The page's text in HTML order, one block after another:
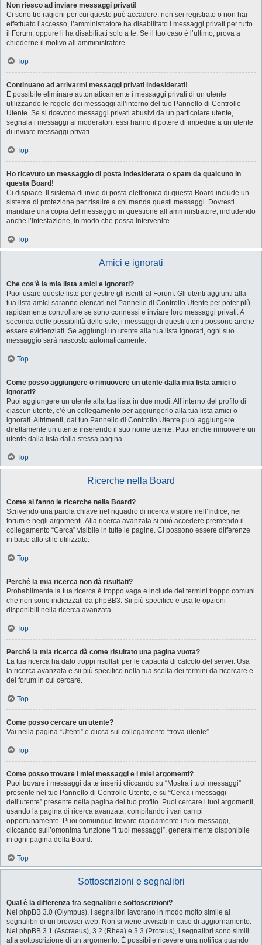
Non riesco ad inviare messaggi privati!
Ci sono tre ragioni per cui questo può accadere: non sei registrato o non hai
effettuato l’accesso, l’amministratore ha disabilitato i messaggi privati per tutto
il Forum, oppure li ha disabilitati solo a te. Se il tuo caso è l’ultimo, prova a
chiederne il motivo all’amministratore.
Top
Continuano ad arrivarmi messaggi privati indesiderati!
È possibile eliminare automaticamente i messaggi privati ​​di un utente
utilizzando le regole dei messaggi all’interno del tuo Pannello di Controllo
Utente. Se si ricevono messaggi privati ​​abusivi da un particolare utente,
segnala i messaggi ai moderatori; essi hanno il potere di impedire a un utente
di inviare messaggi privati​​.
Top
Ho ricevuto un messaggio di posta indesiderata o spam da qualcuno in
questa Board!
Ci dispiace. Il sistema di invio di posta elettronica di questa Board include un
sistema di protezione per risalire a chi manda questi messaggi. Dovresti
mandare una copia del messaggio in questione all’amministratore, includendo
anche l’intestazione, in modo che possa intervenire.
Top
Amici e ignorati
Che cos’è la mia lista amici e ignorati?
Puoi usare queste liste per gestire gli iscritti al Forum. Gli utenti aggiunti alla
tua lista amici saranno elencati nel Pannello di Controllo Utente per poter più
rapidamente controllare se sono connessi e inviare loro messaggi privati. A
seconda delle possibilità dello stile, i messaggi di questi utenti possono anche
essere evidenziati. Se aggiungi un utente alla tua lista ignorati, ogni suo
messaggio sarà nascosto automaticamente.
Top
Come posso aggiungere o rimuovere un utente dalla mia lista amici o
ignorati?
Puoi aggiungere un utente alla tua lista in due modi. All’interno del profilo di
ciascun utente, c’è un collegamento per aggiungerlo alla tua lista amici o
ignorati. Altrimenti, dal tuo Pannello di Controllo Utente puoi aggiungere
direttamente un utente inserendo il suo nome utente. Puoi anche rimuovere un
utente dalla lista dalla stessa pagina.
Top
Ricerche nella Board
Come si fanno le ricerche nella Board?
Scrivendo una parola chiave nel riquadro di ricerca visibile nell’Indice, nei
forum e negli argomenti. Alla ricerca avanzata si può accedere premendo il
collegamento “Cerca” visibile in tutte le pagine. Ci possono essere differenze
in base allo stile utilizzato.
Top
Perché la mia ricerca non dà risultati?
Probabilmente la tua ricerca è troppo vaga e include dei termini troppo comuni
che non sono indicizzati da phpBB3. Sii più specifico e usa le opzioni
disponibili nella ricerca avanzata.
Top
Perché la mia ricerca dà come risultato una pagina vuota?
La tua ricerca ha dato troppi risultati per le capacità di calcolo del server. Usa
la ricerca avanzata e sii più specifico nella tua scelta dei termini da ricercare e
dei forum in cui cercare.
Top
Come posso cercare un utente?
Vai nella pagina “Utenti” e clicca sul collegamento “trova utente”.
Top
Come posso trovare i miei messaggi e i miei argomenti?
Puoi trovare i messaggi da te inseriti cliccando su “Mostra i tuoi messaggi”
presente nel tuo Pannello di Controllo Utente, e su “Cerca i messaggi
dell’utente” presente nella pagina del tuo profilo. Puoi cercare i tuoi argomenti,
usando la pagina di ricerca avanzata, compilando i vari campi
opportunamente. Puoi comunque trovare rapidamente i tuoi messaggi,
cliccando sull’omonima funzione “I tuoi messaggi”, generalmente disponibile
in ogni pagina della Board.
Top
Sottoscrizioni e segnalibri
Qual è la differenza fra segnalibri e sottoscrizioni?
Nel phpBB 3.0 (Olympus), i segnalibri lavorano in modo molto simile ai
segnalibri di un browser web. Non si viene avvisati in caso di aggiornamento.
Nel phpBB 3.1 (Ascraeus), 3.2 (Rhea) e 3.3 (Proteus), i segnalibri sono simili
alla sottoscrizione di un argomento. È possibile ricevere una notifica quando